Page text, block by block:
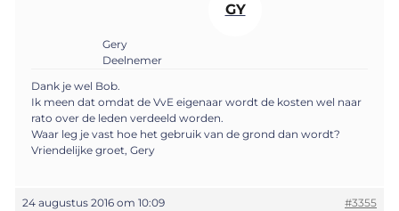
GY
Gery
Deelnemer
Dank je wel Bob.
Ik meen dat omdat de VvE eigenaar wordt de kosten wel naar
rato over de leden verdeeld worden.
Waar leg je vast hoe het gebruik van de grond dan wordt?
Vriendelijke groet, Gery
24 augustus 2016 om 10:09 #3355